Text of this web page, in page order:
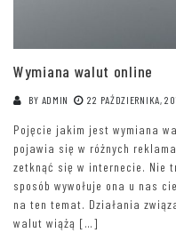
Wymiana walut online
BY ADMIN 22 PAŹDZIERNIKA,
Pojęcie jakim jest wymiana
pojawia się w różnych
zetknąć się w internecie. Nie
sposób wywołuje ona u nas
na ten temat. Działania
walut wiążą […]